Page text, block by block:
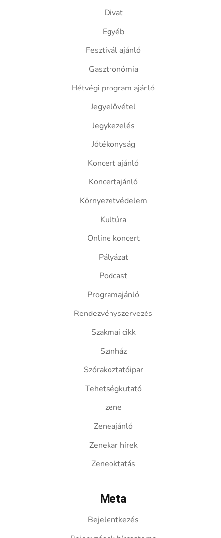
Divat
Egyéb
Fesztivál ajánló
Gasztronómia
Hétvégi program ajánló
Jegyelővétel
Jegykezelés
Jótékonyság
Koncert ajánló
Koncertajánló
Környezetvédelem
Kultúra
Online koncert
Pályázat
Podcast
Programajánló
Rendezvényszervezés
Szakmai cikk
Színház
Szórakoztatóipar
Tehetségkutató
zene
Zeneajánló
Zenekar hírek
Zeneoktatás
Meta
Bejelentkezés